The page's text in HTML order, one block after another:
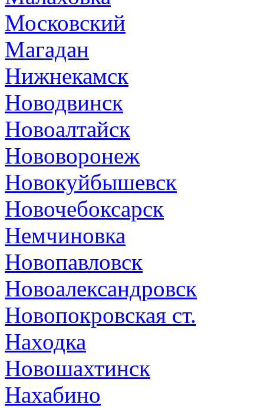
Московский
Магадан
Нижнекамск
Новодвинск
Новоалтайск
Нововоронеж
Новокуйбышевск
Новочебоксарск
Немчиновка
Новопавловск
Новоалександровск
Новопокровская ст.
Находка
Новошахтинск
Нахабино